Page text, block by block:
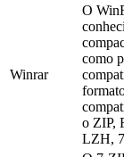
Winrar
O
como
o ZIP,
LZH,